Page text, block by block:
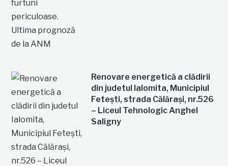
Renovare energetică a clădirii
din judetul Ialomita, Municipiul
Fetești, strada Călărași, nr.526
– Liceul Tehnologic Anghel
Saligny